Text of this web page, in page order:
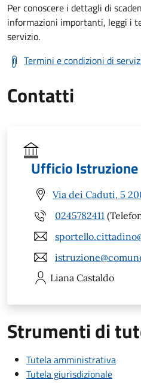
Per conoscere i dettagli di
informazioni importanti, leggi i
servizio.
Termini e condizioni di
Contatti
Ufficio Istruzione
Via dei Caduti, 5
0245782411
Liana Castaldo
Strumenti di
Tutela amministrativa
Tutela giurisdizionale